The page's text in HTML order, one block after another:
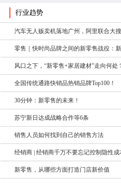
行业趋势
汽车无人贩卖机落地广州，阿里联合大
零售｜快时尚品牌之间的新零售战役：
风口之下，“新零售+家居建材”走向何处
全国传统通路快销品热销品牌Top100！
30分钟：新零售的未来！
苏宁新日达成战略合作等6条
销售人员如何找到自己的销售方法
经销商 | 经销商千万不要忘记控制隐性成
新零售，从哪些方面打造门店新价值